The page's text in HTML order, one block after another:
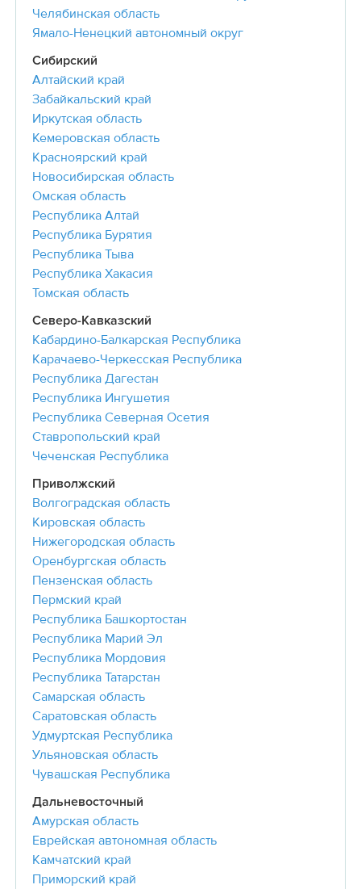
Челябинская область
Ямало-Ненецкий автономный округ
Сибирский
Алтайский край
Забайкальский край
Иркутская область
Кемеровская область
Красноярский край
Новосибирская область
Омская область
Республика Алтай
Республика Бурятия
Республика Тыва
Республика Хакасия
Томская область
Северо-Кавказский
Кабардино-Балкарская Республика
Карачаево-Черкесская Республика
Республика Дагестан
Республика Ингушетия
Республика Северная Осетия
Ставропольский край
Чеченская Республика
Приволжский
Волгоградская область
Кировская область
Нижегородская область
Оренбургская область
Пензенская область
Пермский край
Республика Башкортостан
Республика Марий Эл
Республика Мордовия
Республика Татарстан
Самарская область
Саратовская область
Удмуртская Республика
Ульяновская область
Чувашская Республика
Дальневосточный
Амурская область
Еврейская автономная область
Камчатский край
Приморский край